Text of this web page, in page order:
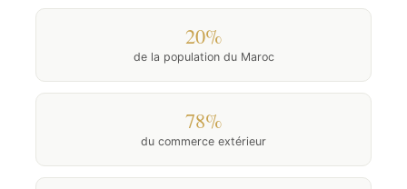
20%
de la population du Maroc
78%
du commerce extérieur